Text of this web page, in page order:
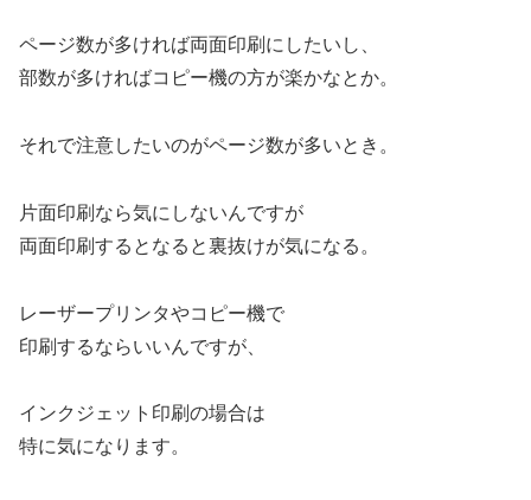
ページ数が多ければ両面印刷にしたいし、
部数が多ければコピー機の方が楽かなとか。
それで注意したいのがページ数が多いとき。
片面印刷なら気にしないんですが
両面印刷するとなると裏抜けが気になる。
レーザープリンタやコピー機で
印刷するならいいんですが、
インクジェット印刷の場合は
特に気になります。